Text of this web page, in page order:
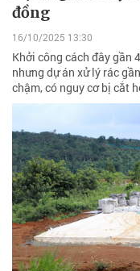
đồng
16/10/2025 13:30
Khởi công cách đây gần
nhưng dự án xử lý rác
chậm, có nguy cơ bị cắt